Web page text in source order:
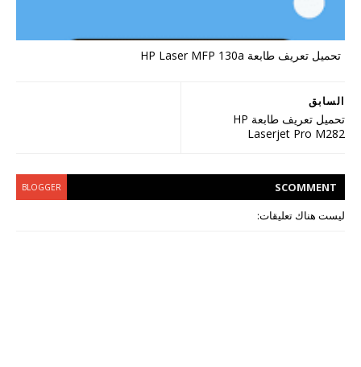
تحميل تعريف طابعة HP Laser MFP 130a
السابق
تحميل تعريف طابعة HP
Laserjet Pro M282
COMMENT
S
BLOGGER
ليست هناك تعليقات: